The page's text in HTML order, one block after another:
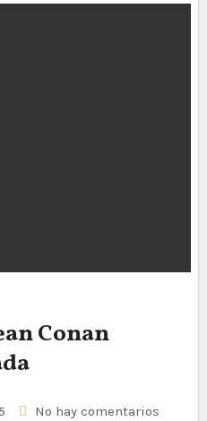
Conan
No hay comentarios